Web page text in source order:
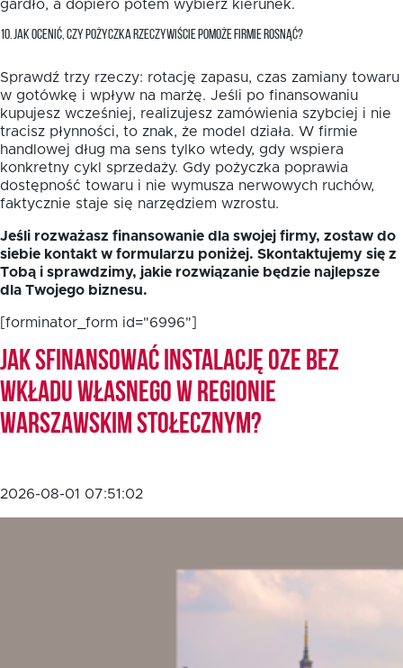
gardło, a dopiero potem wybierz kierunek.
10. JAK OCENIĆ, CZY POŻYCZKA RZECZYWIŚCIE POMOŻE FIRMIE ROSNĄĆ?
Sprawdź trzy rzeczy: rotację zapasu, czas zamiany towaru
w gotówkę i wpływ na marżę. Jeśli po finansowaniu
kupujesz wcześniej, realizujesz zamówienia szybciej i nie
tracisz płynności, to znak, że model działa. W firmie
handlowej dług ma sens tylko wtedy, gdy wspiera
konkretny cykl sprzedaży. Gdy pożyczka poprawia
dostępność towaru i nie wymusza nerwowych ruchów,
faktycznie staje się narzędziem wzrostu.
Jeśli rozważasz finansowanie dla swojej firmy, zostaw do
siebie kontakt w formularzu poniżej. Skontaktujemy się z
Tobą i sprawdzimy, jakie rozwiązanie będzie najlepsze
dla Twojego biznesu.
[forminator_form id="6996"]
Jak sfinansować instalację OZE bez
wkładu własnego w Regionie
Warszawskim Stołecznym?
2026-08-01 07:51:02